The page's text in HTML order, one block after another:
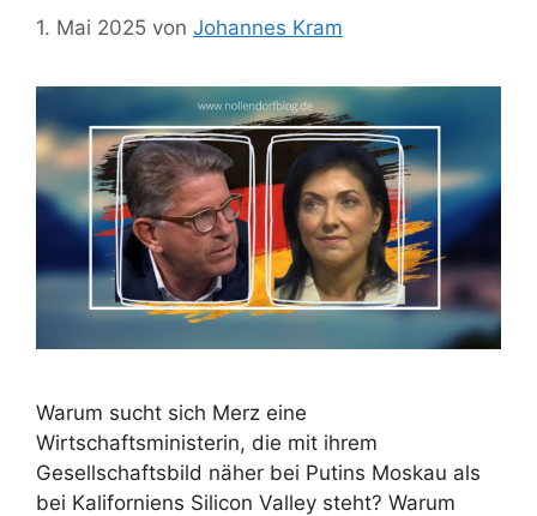
1. Mai 2025 von Johannes Kram
Warum sucht sich Merz eine
Wirtschaftsministerin, die mit ihrem
Gesellschaftsbild näher bei Putins Moskau als
bei Kaliforniens Silicon Valley steht? Warum